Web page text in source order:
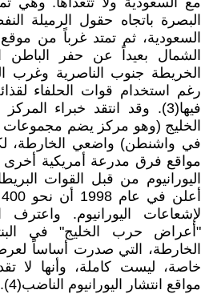
البصرة باتجاه حقول الرميلة
السعودية، ثم تمتد غرباً من
الشمال بعيداً عن حفر الباطن
الخريطة جنوب الناصرية وغرب
رغم استخدام قوات الحلفاء
فيها(3). وقد انتقد خبراء
الخليج (وهو مركز يضم مجموعات
في واشنطن) واضعي الخارطة،
مواقع فرق مدرعة أمريكية أخرى
اليورانيوم من قبل القوات
لإشعاعات اليورانيوم.
"أعراض حرب الخليج" في
الخارطة، التي صدرت أساساً
خاصة، ليست كاملة، وأنها لا
مواقع انتشار اليورانيوم الناضب(4).